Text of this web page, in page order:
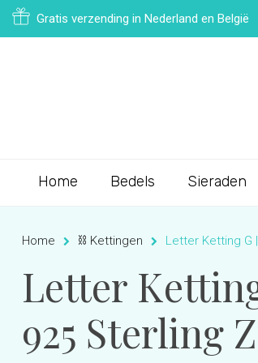
Gratis verzending in Nederland en België
Home Bedels Sieraden
Home ⛓ Kettingen Letter Ketting G
Letter
925 Sterling